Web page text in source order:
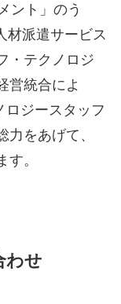
ント」のう
材派遣サービス
・テクノロジ
営統合によ
ロジースタッフ
をあげて、
。
わせ